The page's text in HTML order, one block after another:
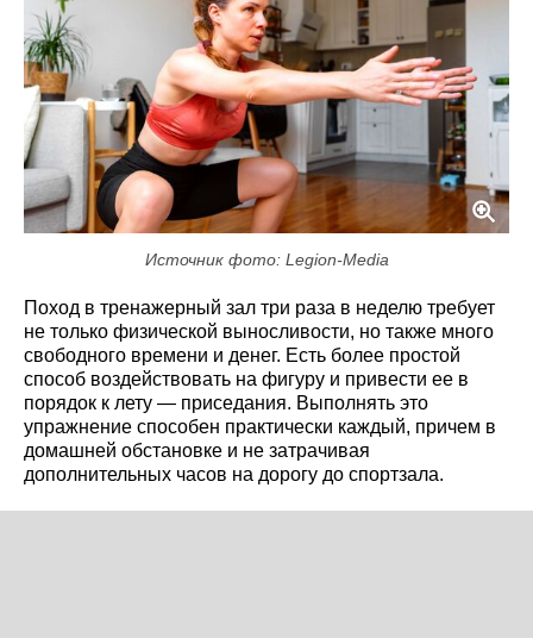
Источник фото: Legion-Media
Поход в тренажерный зал три раза в неделю требует
не только физической выносливости, но также много
свободного времени и денег. Есть более простой
способ воздействовать на фигуру и привести ее в
порядок к лету — приседания. Выполнять это
упражнение способен практически каждый, причем в
домашней обстановке и не затрачивая
дополнительных часов на дорогу до спортзала.